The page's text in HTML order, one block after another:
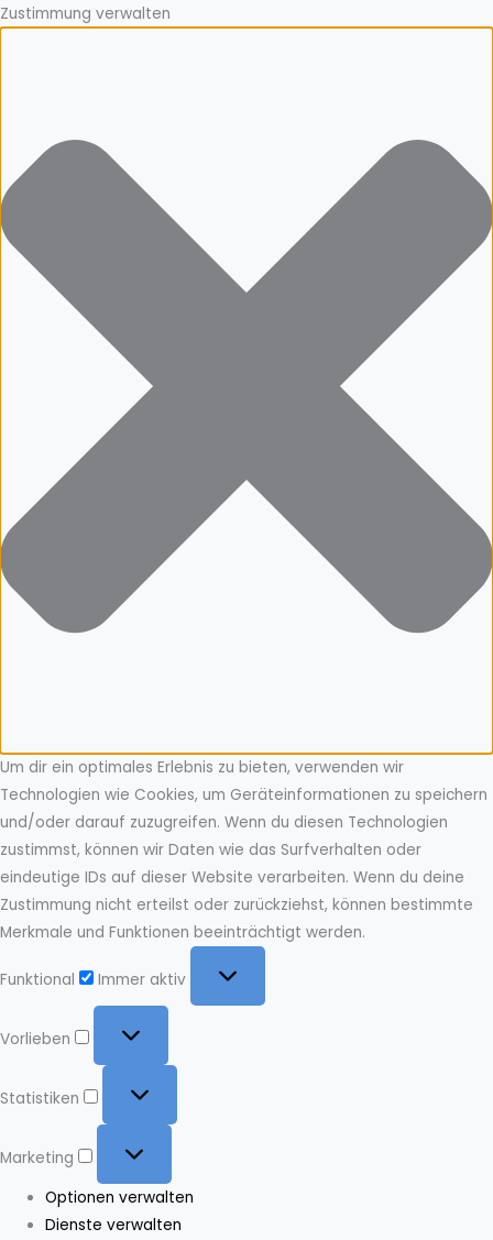
Zustimmung verwalten
Um dir ein optimales Erlebnis zu bieten, verwenden wir
Technologien wie Cookies, um Geräteinformationen zu speichern
und/oder darauf zuzugreifen. Wenn du diesen Technologien
zustimmst, können wir Daten wie das Surfverhalten oder
eindeutige IDs auf dieser Website verarbeiten. Wenn du deine
Zustimmung nicht erteilst oder zurückziehst, können bestimmte
Merkmale und Funktionen beeinträchtigt werden.
Funktional
Immer aktiv
Vorlieben
Statistiken
Marketing
Optionen verwalten
Dienste verwalten